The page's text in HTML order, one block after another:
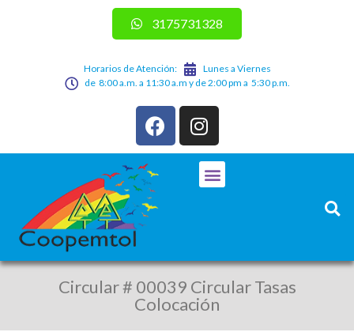
3175731328
Horarios de Atención:
Lunes a Viernes
de 8:00 a.m. a 11:30 a.m y de 2:00 pm a 5:30 p.m.
Circular # 00039 Circular Tasas
Colocación